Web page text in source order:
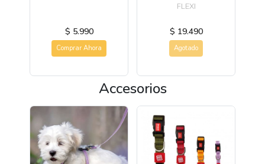
$ 5.990
Comprar Ahora
FLEXI
$ 19.490
Agotado
Accesorios